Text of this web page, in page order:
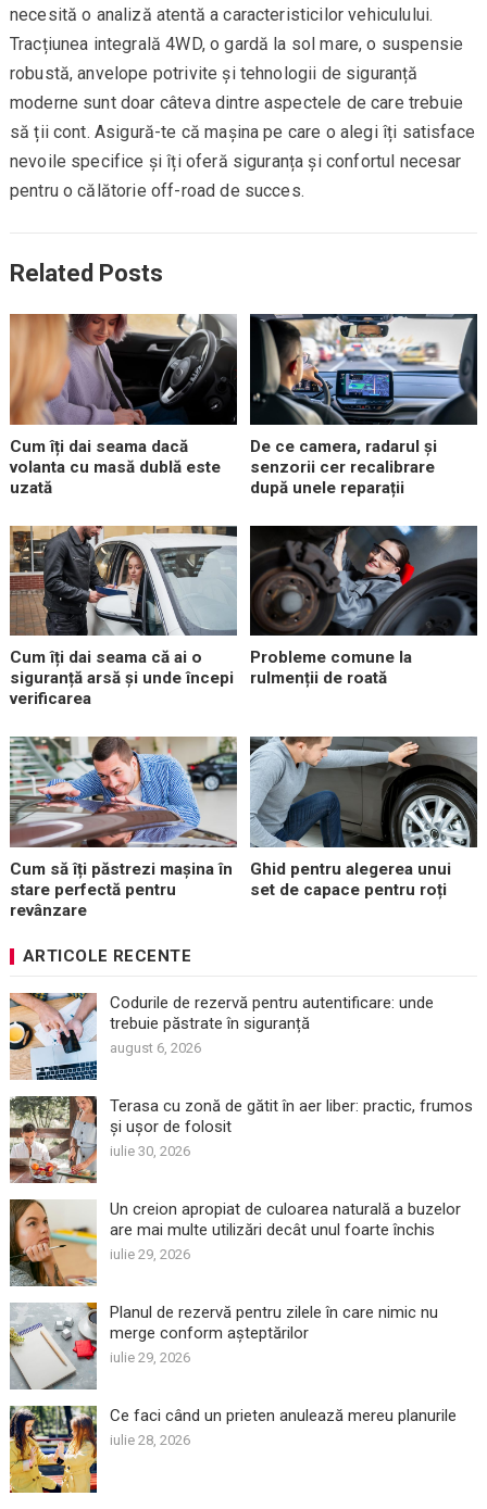
necesită o analiză atentă a caracteristicilor vehiculului.
Tracțiunea integrală 4WD, o gardă la sol mare, o suspensie
robustă, anvelope potrivite și tehnologii de siguranță
moderne sunt doar câteva dintre aspectele de care trebuie
să ții cont. Asigură-te că mașina pe care o alegi îți satisface
nevoile specifice și îți oferă siguranța și confortul necesar
pentru o călătorie off-road de succes.
Related Posts
Cum îți dai seama dacă
volanta cu masă dublă este
uzată
De ce camera, radarul și
senzorii cer recalibrare
după unele reparații
Cum îți dai seama că ai o
siguranță arsă și unde începi
verificarea
Probleme comune la
rulmenții de roată
Cum să îți păstrezi mașina în
stare perfectă pentru
revânzare
Ghid pentru alegerea unui
set de capace pentru roți
ARTICOLE RECENTE
Codurile de rezervă pentru autentificare: unde
trebuie păstrate în siguranță
august 6, 2026
Terasa cu zonă de gătit în aer liber: practic, frumos
și ușor de folosit
iulie 30, 2026
Un creion apropiat de culoarea naturală a buzelor
are mai multe utilizări decât unul foarte închis
iulie 29, 2026
Planul de rezervă pentru zilele în care nimic nu
merge conform așteptărilor
iulie 29, 2026
Ce faci când un prieten anulează mereu planurile
iulie 28, 2026